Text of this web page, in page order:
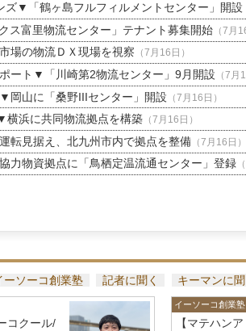
ズ▼「鶴ヶ島フルフィルメントセンター」開設
ス富里物流センター」テナント募集開始（7月
場の物流ＤＸ現場を視察 （7月16日）
ート▼「川崎第2物流センター」9月開設 （7月
岡山に「桑野IIIセンター」開設 （7月16日）
横浜に共同物流拠点を構築（7月16日）
転見据え、北九州市内で拠点を整備（7月16日）
力物資拠点に「鳥栖定温流通センター」登録
ーソーコ創業塾 記者に聞く キーマンに
コクール/
イーソーコ創業塾
【マテハン